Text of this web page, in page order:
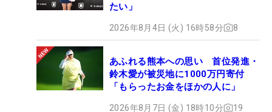
たい」
2026年8月4日 (火) 16時58分 8
あふれる熊本への思い 首位発進・
鈴木愛が被災地に1000万円寄付
「もらったお金をほかの人に」
2026年8月7日 (金) 18時10分 19